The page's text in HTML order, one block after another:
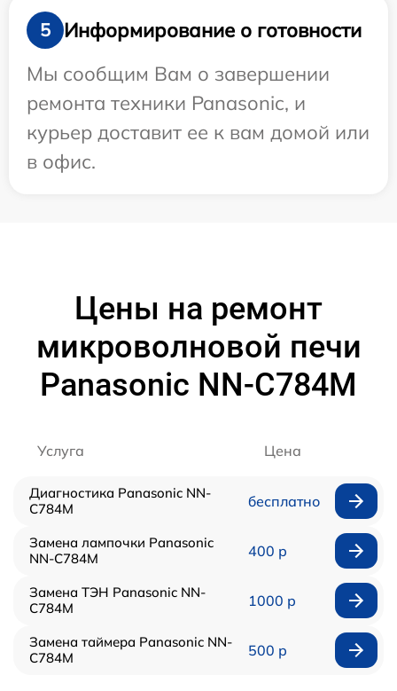
5
Информирование о готовности
Мы сообщим Вам о завершении
ремонта техники Panasonic, и
курьер доставит ее к вам домой или
в офис.
Цены на ремонт
микроволновой печи
Panasonic NN-C784M
Услуга Цена
Диагностика Panasonic NN-
C784M
бесплатно
Замена лампочки Panasonic
NN-C784M
400 р
Замена ТЭН Panasonic NN-
C784M
1000 р
Замена таймера Panasonic NN-
C784M
500 р